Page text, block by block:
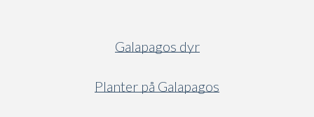
Galapagos dyr
Planter på Galapagos